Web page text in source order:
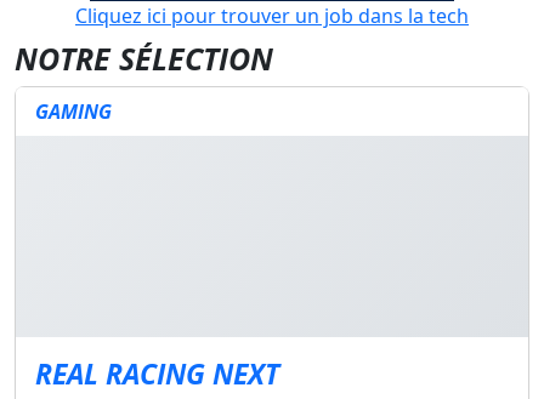
Cliquez ici pour trouver un job dans la tech
NOTRE SÉLECTION
GAMING
REAL RACING NEXT